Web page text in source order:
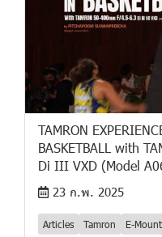
TAMRON
BASKETBALL with
Di III VXD (Model
23 ก.พ. 2025
Articles Tamron E-Mount